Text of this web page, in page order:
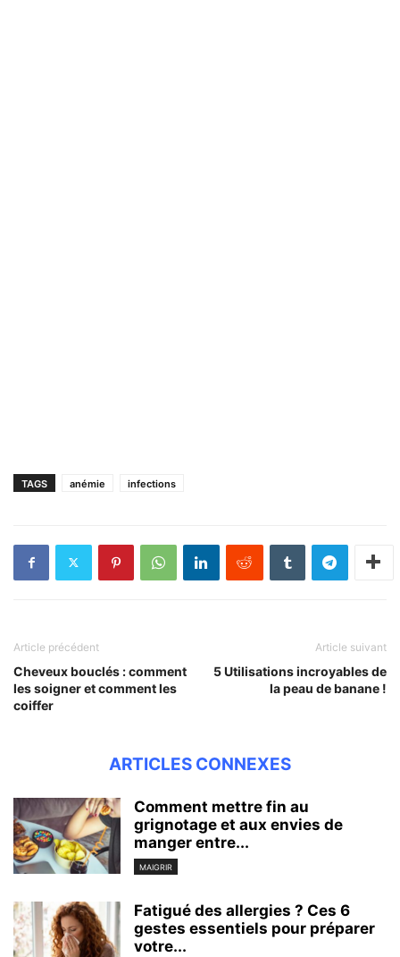
TAGS anémie infections
Article précédent
Cheveux bouclés : comment
les soigner et comment les
coiffer
Article suivant
5 Utilisations incroyables de
la peau de banane !
ARTICLES CONNEXES
Comment mettre fin au
grignotage et aux envies de
manger entre...
MAIGRIR
Fatigué des allergies ? Ces 6
gestes essentiels pour préparer
votre...